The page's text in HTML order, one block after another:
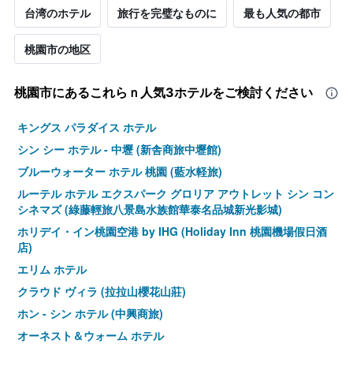
台湾のホテル 旅行を完璧なものに 最も人気の都市
桃園市の地区
桃園市​にあるこれらｎ人気3ホテルをご検討ください
キングス パラダイス ホテル
シン シー ホテル - 中壢 (新舎商旅中壢館)
ブルーウォーター ホテル 桃園 (藍水軽旅)
ルーテル ホテル エクスパーク グロリア アウトレット シン コン
シネマズ (綠藤輕旅八景島水族館華泰名品城新光影城)
ホリデイ・イン桃園空港 by IHG (Holiday Inn 桃園機場假日酒
店)
エリム ホテル
クラウド ヴィラ (拉拉山櫻花山莊)
ホン - シン ホテル (中興商旅)
オーネスト＆ウォーム ホテル